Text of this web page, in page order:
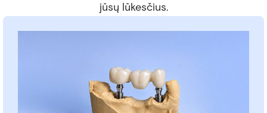
jūsų lūkesčius.